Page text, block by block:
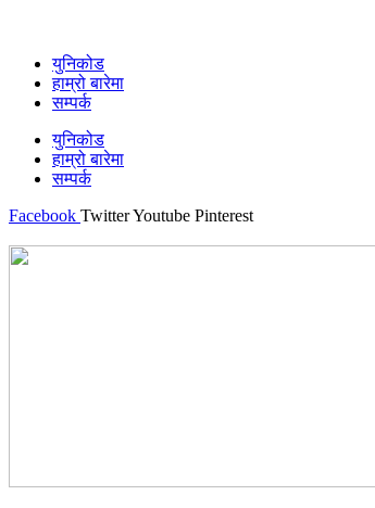
युनिकोड
हाम्रो बारेमा
सम्पर्क
युनिकोड
हाम्रो बारेमा
सम्पर्क
Facebook TwitterYoutube Pinterest